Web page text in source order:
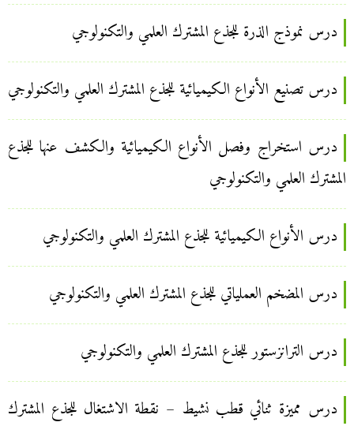
درس نموذج الذرة للجذع المشترك العلمي والتكنولوجي
درس تصنيع الأنواع الكيميائية للجذع المشترك العلمي والتكنولوجي
درس استخراج وفصل الأنواع الكيميائية والكشف عنها للجذع
المشترك العلمي والتكنولوجي
درس الأنواع الكيميائية للجذع المشترك العلمي والتكنولوجي
درس المضخم العملياتي للجذع المشترك العلمي والتكنولوجي
درس الترانزستور للجذع المشترك العلمي والتكنولوجي
درس مميزة ثنائي قطب نشيط – نقطة الاشتغال للجذع المشترك